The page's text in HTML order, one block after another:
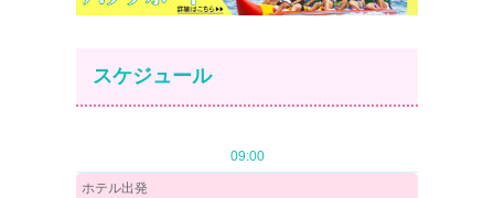
スケジュール
09:00
ホテル出発